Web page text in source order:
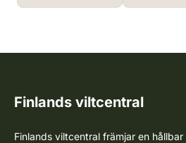
Finlands viltcentral
Finlands viltcentral främjar en